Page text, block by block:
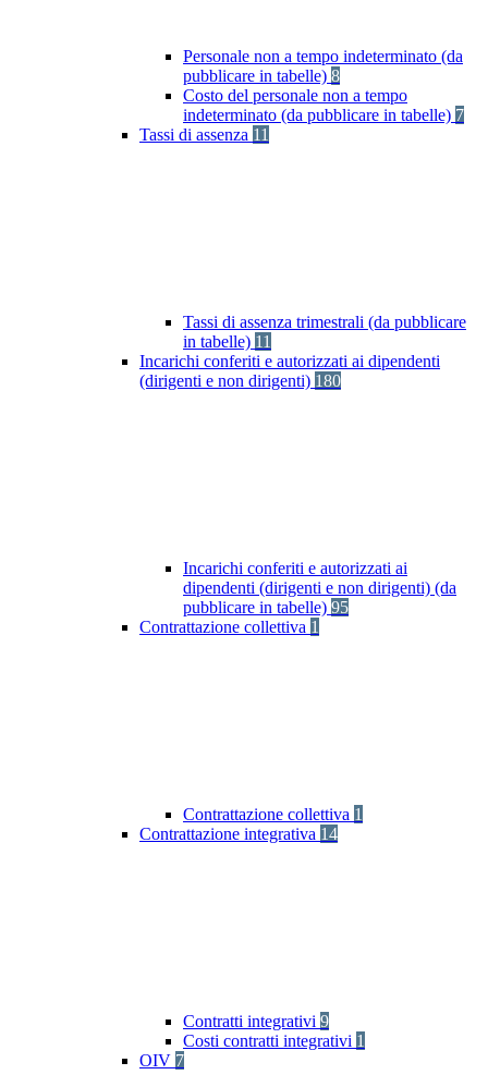
Personale non a tempo indeterminato (da
pubblicare in tabelle) 8
Costo del personale non a tempo
indeterminato (da pubblicare in tabelle) 7
Tassi di assenza 11
Tassi di assenza trimestrali (da pubblicare
in tabelle) 11
Incarichi conferiti e autorizzati ai dipendenti
(dirigenti e non dirigenti) 180
Incarichi conferiti e autorizzati ai
dipendenti (dirigenti e non dirigenti) (da
pubblicare in tabelle) 95
Contrattazione collettiva 1
Contrattazione collettiva 1
Contrattazione integrativa 14
Contratti integrativi 9
Costi contratti integrativi 1
OIV 7